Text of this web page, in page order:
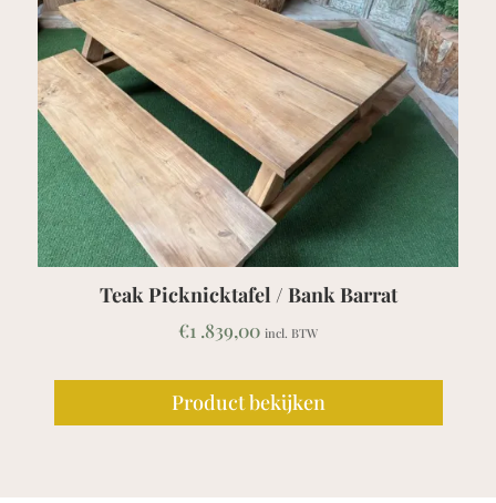
Barrat Teak Stapelstoel Lliber
Product bekijken